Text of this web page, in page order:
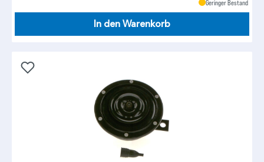
Geringer Bestand
In den Warenkorb